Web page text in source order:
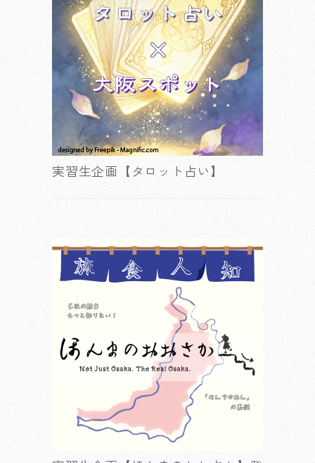
実習生企画【タロット占い】